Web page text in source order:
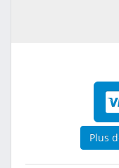
Plus